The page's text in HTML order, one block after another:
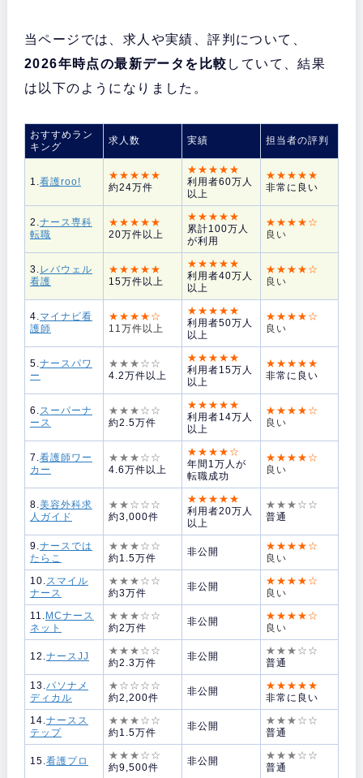
当ページでは、求人や実績、評判について、
2026年時点の最新データを比較 していて、結果
は以下のようになりました。
おすすめラン
キング
求人数 実績 担当者の評判
1. 看護roo!
★★★★★
約24万件
★★★★★
利用者60万人
以上
★★★★★
非常に良い
2. ナース専科
転職
★★★★★
20万件以上
★★★★★
累計100万人
が利用
★★★★☆
良い
3. レバウェル
看護
★★★★★
15万件以上
★★★★★
利用者40万人
以上
★★★★☆
良い
4. マイナビ看
護師
★★★★☆
11万件以上
★★★★★
利用者50万人
以上
★★★★☆
良い
5. ナースパワ
ー
★★★☆☆
4.2万件以上
★★★★★
利用者15万人
以上
★★★★★
非常に良い
6. スーパーナ
ース
★★★☆☆
約2.5万件
★★★★★
利用者14万人
以上
★★★★☆
良い
7. 看護師ワー
カー
★★★☆☆
4.6万件以上
★★★★☆
年間1万人が
転職成功
★★★★☆
良い
8. 美容外科求
人ガイド
★★☆☆☆
約3,000件
★★★★★
利用者20万人
以上
★★★☆☆
普通
9. ナースでは
たらこ
★★★☆☆
約1.5万件
非公開
★★★★☆
良い
10. スマイル
ナース
★★★☆☆
約3万件
非公開
★★★★☆
良い
11. MCナース
ネット
★★★☆☆
約2万件
非公開
★★★★☆
良い
12. ナースJJ
★★★☆☆
約2.3万件
非公開
★★★☆☆
普通
13. パソナメ
ディカル
★☆☆☆☆
約2,200件
非公開
★★★★★
非常に良い
14. ナースス
テップ
★★★☆☆
約1.5万件
非公開
★★★☆☆
普通
15. 看護プロ
★★★☆☆
約9,500件
非公開
★★★☆☆
普通